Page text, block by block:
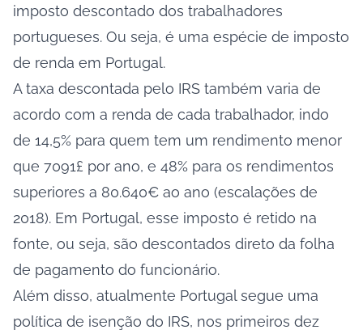
imposto descontado dos trabalhadores
portugueses. Ou seja, é uma espécie de imposto
de renda em Portugal.
A taxa descontada pelo IRS também varia de
acordo com a renda de cada trabalhador, indo
de 14,5% para quem tem um rendimento menor
que 7091£ por ano, e 48% para os rendimentos
superiores a 80.640€ ao ano (escalações de
2018). Em Portugal, esse imposto é retido na
fonte, ou seja, são descontados direto da folha
de pagamento do funcionário.
Além disso, atualmente Portugal segue uma
política de isenção do IRS, nos primeiros dez